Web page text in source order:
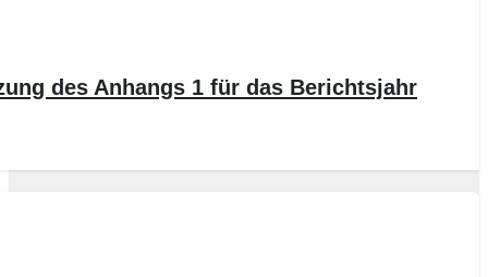
des Anhangs 1 für das Berichtsjahr